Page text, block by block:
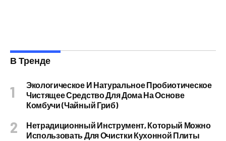
В Тренде
Экологическое И Натуральное Пробиотическое
Чистящее Средство Для Дома На Основе
Комбучи (чайный Гриб)
Нетрадиционный Инструмент, Который Можно
Использовать Для Очистки Кухонной Плиты